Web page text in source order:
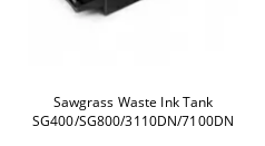
Sawgrass Waste Ink Tank
SG400/SG800/3110DN/7100DN